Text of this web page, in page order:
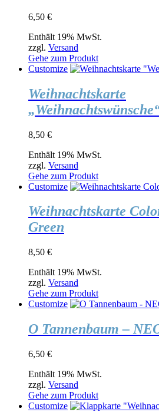
6,50 €
Enthält 19% MwSt.
zzgl. Versand
Gehe zum Produkt
Customize
Weihnachtskarte
8,50 €
Enthält 19% MwSt.
zzgl. Versand
Gehe zum Produkt
Customize
Weihnachtskarte
Green
8,50 €
Enthält 19% MwSt.
zzgl. Versand
Gehe zum Produkt
Customize
O Tannenbaum –
6,50 €
Enthält 19% MwSt.
zzgl. Versand
Gehe zum Produkt
Customize